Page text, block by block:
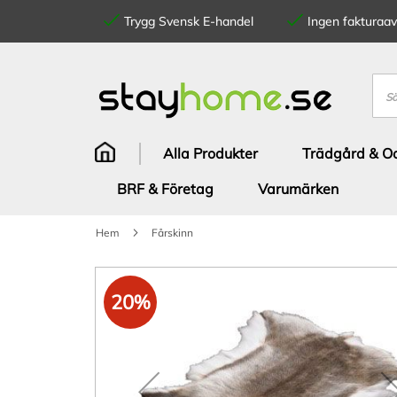
Trygg Svensk E-handel Ingen
innehållet
Sök
Alla Produkter Trädgård &
BRF & Företag
Varumärken
Hem Fårskinn
Hoppa
till
slutet
20%